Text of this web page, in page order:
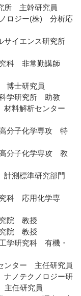
主幹研究員
ジー(株) 分析応
イエンス研究所
非常勤講師
士研究員
研究所 助教
解析センター
子化学専攻 特
子化学専攻 教
測標準研究部門
応用化学専
院 教授
院 教授
研究科 有機・
ター 主任研究員
テクノロジー研
任研究員